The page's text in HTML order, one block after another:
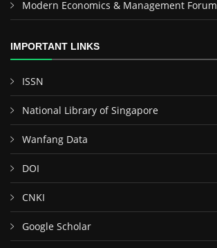
Modern Economics & Management Forum
IMPORTANT LINKS
ISSN
National Library of Singapore
Wanfang Data
DOI
CNKI
Google Scholar